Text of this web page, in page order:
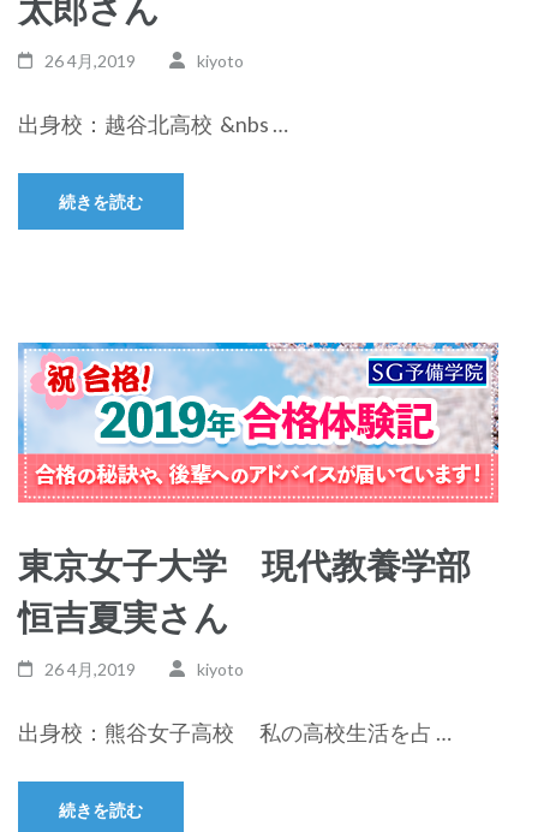
26 4月,2019 kiyoto
出身校：越谷北高校 &nbs …
続きを読む
東京女子大学 現代教養学部
恒吉夏実さん
26 4月,2019 kiyoto
出身校：熊谷女子高校 私の高校生活を占 …
続きを読む